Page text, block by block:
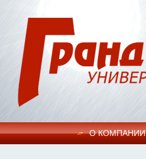
О КОМПАНИИ